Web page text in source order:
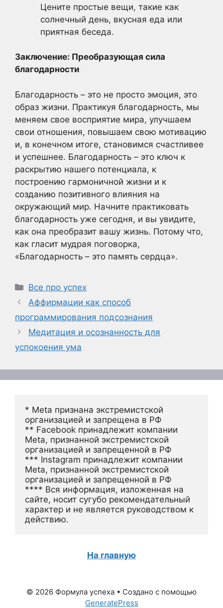
Цените простые вещи, такие как
солнечный день, вкусная еда или
приятная беседа.
Заключение: Преобразующая сила
благодарности
Благодарность – это не просто эмоция, это
образ жизни. Практикуя благодарность, мы
меняем свое восприятие мира, улучшаем
свои отношения, повышаем свою мотивацию
и, в конечном итоге, становимся счастливее
и успешнее. Благодарность – это ключ к
раскрытию нашего потенциала, к
построению гармоничной жизни и к
созданию позитивного влияния на
окружающий мир. Начните практиковать
благодарность уже сегодня, и вы увидите,
как она преобразит вашу жизнь. Потому что,
как гласит мудрая поговорка,
«Благодарность – это память сердца».
Рубрики
Все про успех
Аффирмации как способ
программирования подсознания
Медитация и осознанность для
успокоения ума
* Meta признана экстремистской
организацией и запрещена в РФ
** Facebook принадлежит компании
Meta, признанной экстремистской
организацией и запрещенной в РФ
*** Instagram принадлежит компании
Meta, признанной экстремистской
организацией и запрещенной в РФ
**** Вся информация, изложенная на
сайте, носит сугубо рекомендательный
характер и не является руководством к
действию.
На главную
© 2026 Формула успеха • Создано с помощью
GeneratePress